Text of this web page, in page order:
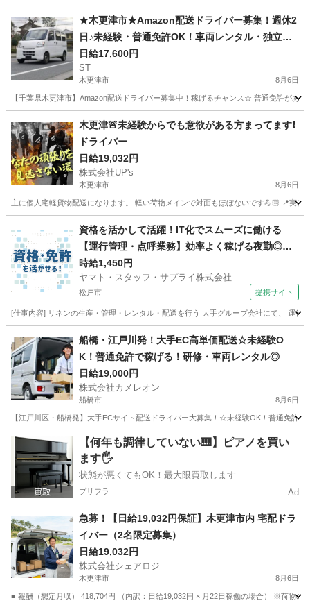
★木更津市★Amazon配送ドライバー募集！週休2
日♪未経験・普通免許OK！車両レンタル・独立支
援も
日給17,600円
ST
木更津市 8月6日
【千葉県木更津市】Amazon配送ドライバー募集中！稼げるチャンス☆ 普通免許があ
ドライバー Amazon
木更津🚨未経験からでも意欲がある方まってます❗️
ドライバー
日給19,032円
株式会社UP's
木更津市 8月6日
主に個人宅軽貨物配送になります。 軽い荷物メインで対面もほぼないです💪🏻 📍
配送 貨物
資格を活かして活躍！IT化でスムーズに働ける
【運行管理・点呼業務】効率よく稼げる夜勤◎空
調完備で快適
時給1,450円
ヤマト・スタッフ・サプライ株式会社
松戸市 提携サイト
[仕事内容] リネンの生産・管理・レンタル・配送を行う 大手グループ会社にて、 運
ドライバー
船橋・江戸川発！大手EC高単価配送☆未経験O
K！普通免許で稼げる！研修・車両レンタル◎
日給19,000円
株式会社カメレオン
船橋市 8月6日
【江戸川区・船橋発】大手ECサイト配送ドライバー大募集！☆未経験OK！普通免許
千葉 船橋市 ドライバー 積み込み
【何年も調律していない🎹】ピアノを買い
ます🖐️
状態が悪くてもOK！最大限買取します
プリフラ Ad
急募！【日給19,032円保証】木更津市内 宅配ドラ
イバー（2名限定募集）
日給19,032円
株式会社シェアロジ
木更津市 8月6日
■ 報酬（想定月収） 418,704円 （内訳：日給19,032円 × 月22日稼働の場合） ※荷物